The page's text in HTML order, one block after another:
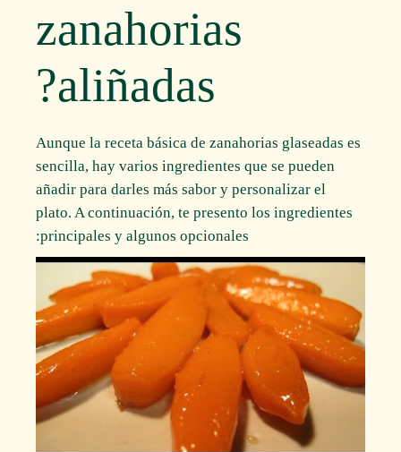
zanahorias
aliñadas?
Aunque la receta básica de zanahorias glaseadas es
sencilla, hay varios ingredientes que se pueden
añadir para darles más sabor y personalizar el
plato. A continuación, te presento los ingredientes
principales y algunos opcionales: